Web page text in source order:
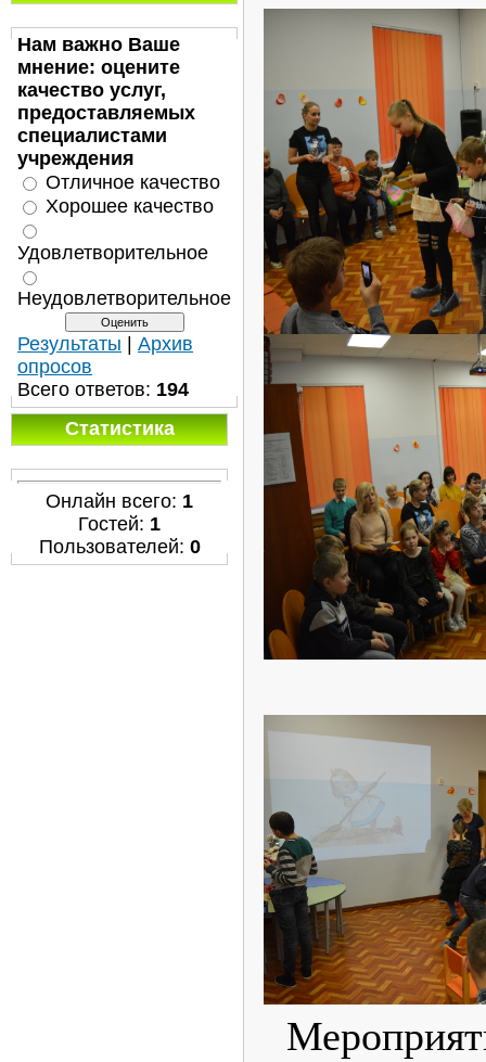
Нам важно Ваше
мнение: оцените
качество услуг,
предоставляемых
специалистами
учреждения
Отличное качество
Хорошее качество
Удовлетворительное
Неудовлетворительное
Результаты
Архив
опросов
Всего ответов: 194
Статистика
Онлайн всего: 1
Гостей: 1
Пользователей: 0